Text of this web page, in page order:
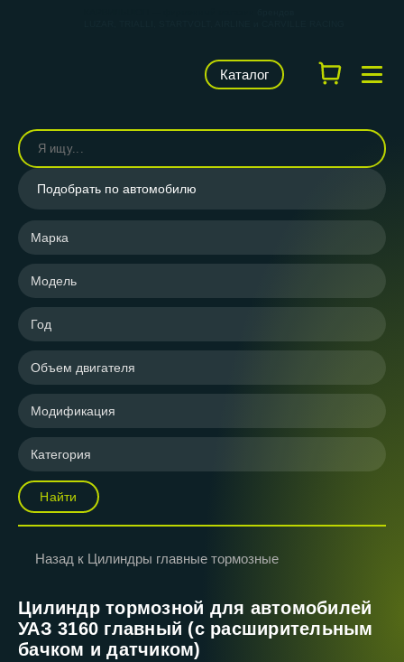
Каталог
Подобрать по автомобилю
Марка
Модель
Год
Объем двигателя
Модификация
Категория
Найти
Назад к Цилиндры главные тормозные
Цилиндр тормозной для автомобилей
УАЗ 3160 главный (с расширительным
бачком и датчиком)